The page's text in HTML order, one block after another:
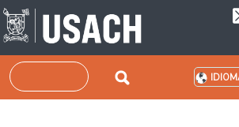
Pasar al contenido principal
Buscar